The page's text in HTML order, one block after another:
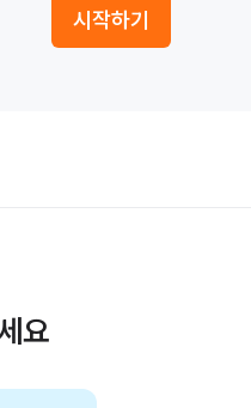
시작하기
요